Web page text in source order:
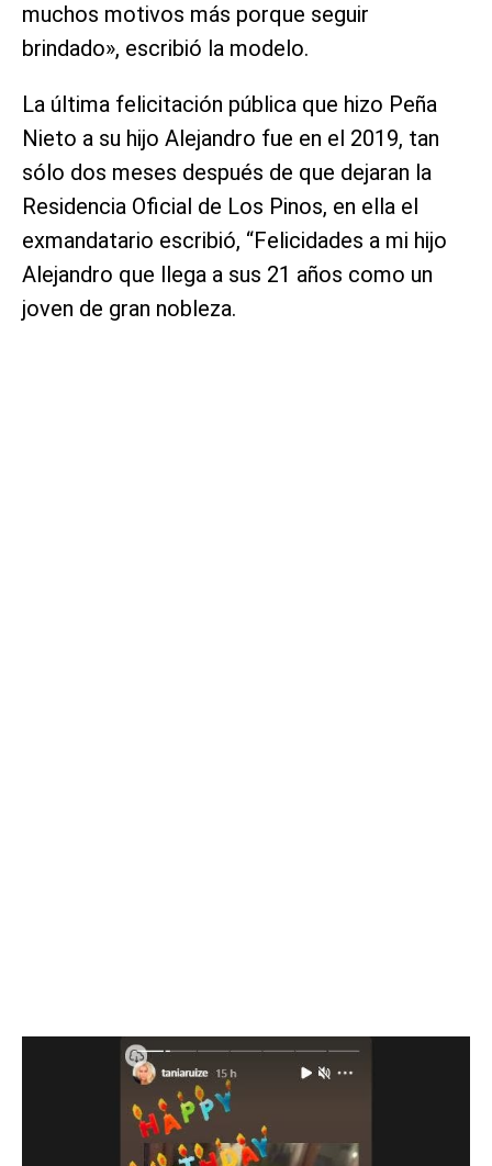
muchos motivos más porque seguir
brindado», escribió la modelo.
La última felicitación pública que hizo Peña
Nieto a su hijo Alejandro fue en el 2019, tan
sólo dos meses después de que dejaran la
Residencia Oficial de Los Pinos, en ella el
exmandatario escribió, “Felicidades a mi hijo
Alejandro que llega a sus 21 años como un
joven de gran nobleza.